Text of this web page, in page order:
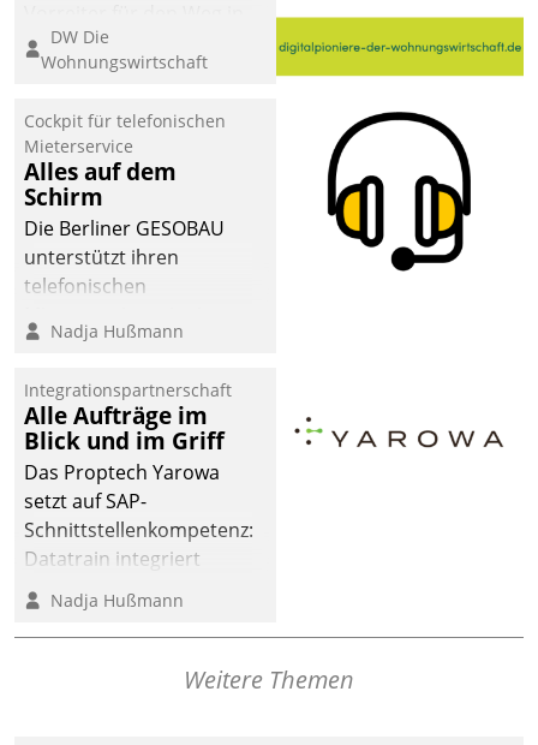
eine digitale Zukunft zu
finden, ist das Ziel des
der
Wohnungswirtschaft“.
Bewerben können sich
dafür ein Team
bestehend aus
Wohnungsunternehmen
und PropTech.
DW Die
Wohnungswirtschaft
Cockpit für telefonischen
Mieterservice
Alles auf dem
Schirm
Die Berliner GESOBAU
unterstützt ihren
telefonischen
digitalen Cockpit, das
passende Fragen und
Schlagworte auswirft.
Eine intuitive
Dialogführung ermöglicht
dem externen
Serviceteam, Anrufe von
Mietenden zügiger und
effizienter zu bearbeiten.
Nadja Hußmann
Integrationspartnerschaft
Alle Aufträge im
Blick und im Griff
Das Proptech Yarowa
setzt auf SAP-
Schnittstellenkompetenz:
Datatrain integriert
Yarowas Portal zur
Vergabe und Verwaltung
von Aufträgen der
Nadja Hußmann
Weitere Themen